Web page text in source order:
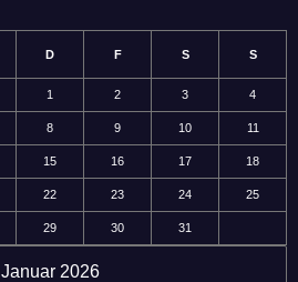
Januar 2026
D F S S
1 2 3 4
8 9 10 11
15 16 17 18
22 23 24 25
29 30 31